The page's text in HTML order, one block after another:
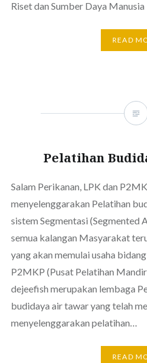
Riset dan Sumber Daya Manusia
READ
Pelatihan
Salam Perikanan, LPK dan
menyelenggarakan Pelatihan
sistem Segmentasi (Segmented
semua kalangan Masyarakat
yang akan memulai usaha
P2MKP (Pusat Pelatihan
dejeefish merupakan lembaga
budidaya air tawar yang telah
menyelenggarakan pelatihan…
READ